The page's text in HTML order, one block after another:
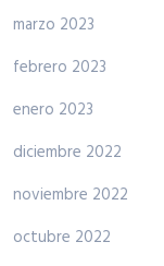
marzo 2023
febrero 2023
enero 2023
diciembre 2022
noviembre 2022
octubre 2022